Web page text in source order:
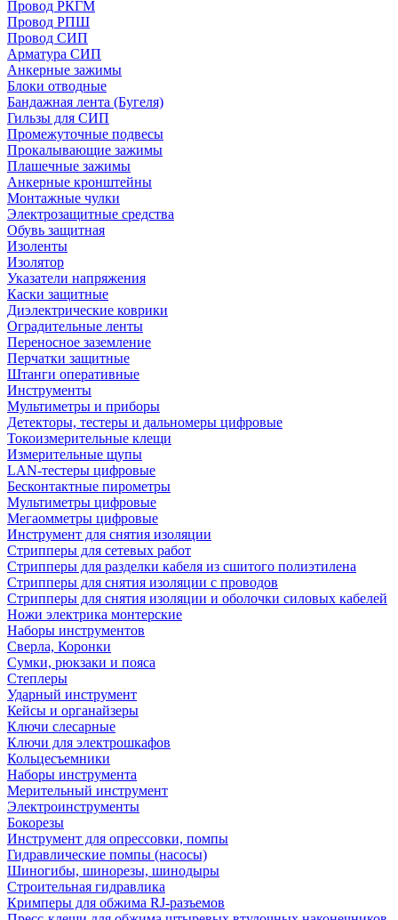
Провод РКГМ
Провод РПШ
Провод СИП
Арматура СИП
Анкерные зажимы
Блоки отводные
Бандажная лента (Бугеля)
Гильзы для СИП
Промежуточные подвесы
Прокалывающие зажимы
Плашечные зажимы
Анкерные кронштейны
Монтажные чулки
Электрозащитные средства
Обувь защитная
Изоленты
Изолятор
Указатели напряжения
Каски защитные
Диэлектрические коврики
Оградительные ленты
Переносное заземление
Перчатки защитные
Штанги оперативные
Инструменты
Мультиметры и приборы
Детекторы, тестеры и дальномеры цифровые
Токоизмерительные клещи
Измерительные щупы
LAN-тестеры цифровые
Бесконтактные пирометры
Мультиметры цифровые
Мегаомметры цифровые
Инструмент для снятия изоляции
Стрипперы для сетевых работ
Стрипперы для разделки кабеля из сшитого полиэтилена
Cтрипперы для снятия изоляции с проводов
Стрипперы для снятия изоляции и оболочки силовых кабелей
Ножи электрика монтерские
Наборы инструментов
Сверла, Коронки
Сумки, рюкзаки и пояса
Степлеры
Ударный инструмент
Кейсы и органайзеры
Ключи слесарные
Ключи для электрошкафов
Кольцесъемники
Наборы инструмента
Мерительный инструмент
Электроинструменты
Бокорезы
Инструмент для опрессовки, помпы
Гидравлические помпы (насосы)
Шиногибы, шинорезы, шинодыры
Строительная гидравлика
Кримперы для обжима RJ-разъемов